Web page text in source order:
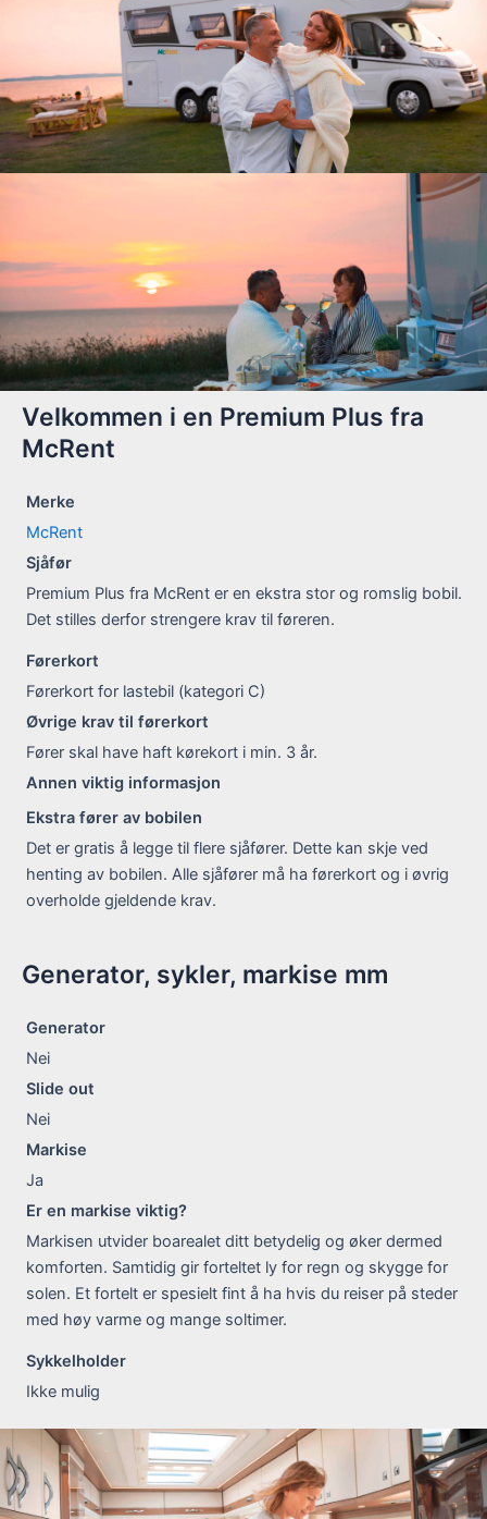
Velkommen i en Premium Plus fra
McRent
Merke
McRent
Sjåfør
Premium Plus fra McRent er en ekstra stor og romslig bobil.
Det stilles derfor strengere krav til føreren.
Førerkort
Førerkort for lastebil (kategori C)
Øvrige krav til førerkort
Fører skal have haft kørekort i min. 3 år.
Annen viktig informasjon
Ekstra fører av bobilen
Det er gratis å legge til flere sjåfører. Dette kan skje ved
henting av bobilen. Alle sjåfører må ha førerkort og i øvrig
overholde gjeldende krav.
Generator, sykler, markise mm
Generator
Nei
Slide out
Nei
Markise
Ja
Er en markise viktig?
Markisen utvider boarealet ditt betydelig og øker dermed
komforten. Samtidig gir forteltet ly for regn og skygge for
solen. Et fortelt er spesielt fint å ha hvis du reiser på steder
med høy varme og mange soltimer.
Sykkelholder
Ikke mulig